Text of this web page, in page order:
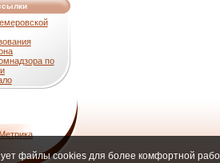
по
файлы cookies для более комфортной